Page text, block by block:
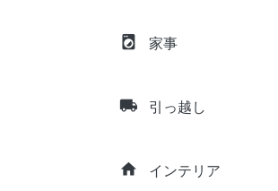
local_laundry_service 家事
local_shipping 引っ越し
home インテリア